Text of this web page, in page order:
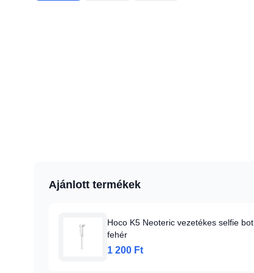
Ajánlott termékek
Hoco K5 Neoteric vezetékes selfie bot
fehér
1 200 Ft